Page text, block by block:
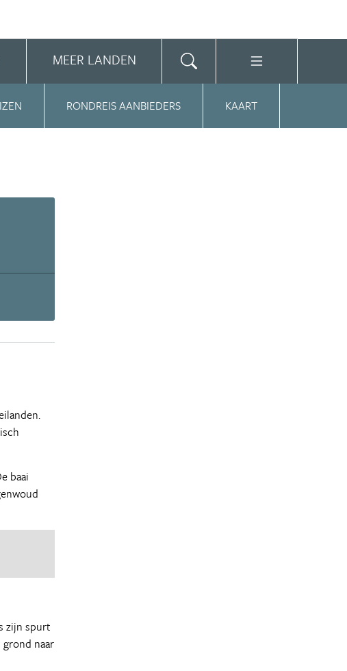
MEER LANDEN
RONDREIS AANBIEDERS KAART
baai
zijn spurt
naar